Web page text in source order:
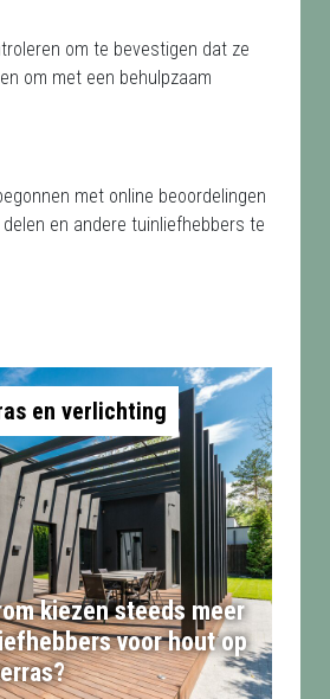
om te bevestigen dat ze
om met een behulpzaam
met online beoordelingen
en andere tuinliefhebbers te
en verlichting
kiezen steeds meer
voor hout op